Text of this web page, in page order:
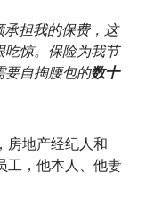
承担我的保费，这
吃惊。保险为我节
要自掏腰包的数十
，房地产经纪人和
工，他本人、他妻